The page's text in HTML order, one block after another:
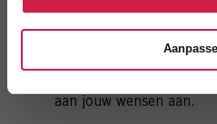
Veelzijdig:Geschikt voor
bakken, braden en
Keuze uit Houtskool of
aan jouw wensen aan.